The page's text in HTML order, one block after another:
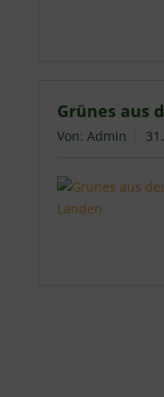
Grünes aus
Von: Admin